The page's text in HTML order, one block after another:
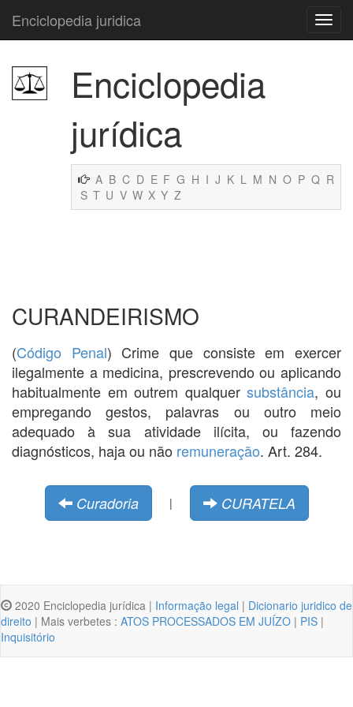
Enciclopedia juridica
Enciclopedia
jurídica
A B C D E F G H I J K L M N O P Q R
S T U V W X Y Z
CURANDEIRISMO
(Código Penal) Crime que consiste em exercer
ilegalmente a medicina, prescrevendo ou aplicando
habitualmente em outrem qualquersubstância, ou
empregando gestos, palavras ou outro meio
adequado à sua atividade ilícita, ou fazendo
diagnósticos, haja ou não remuneração. Art. 284.
Curadoria | CURATELA
2020 Enciclopedia jurídica | Informação legal | Dicionario juridico de
direito | Mais verbetes : ATOS PROCESSADOS EM JUÍZO | PIS |
Inquisitório